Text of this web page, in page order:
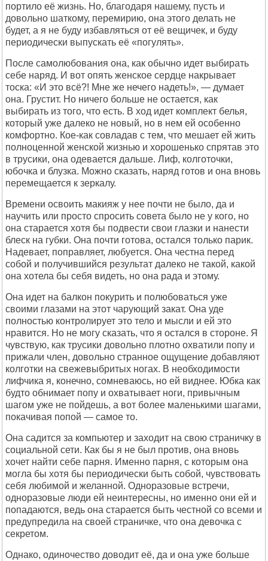
портило её жизнь. Но, благодаря нашему, пусть и
довольно шаткому, перемирию, она этого делать не
будет, а я не буду избавляться от её вещичек, и буду
периодически выпускать её «погулять».
После самолюбования она, как обычно идет выбирать
себе наряд. И вот опять женское сердце накрывает
тоска: «И это всё?! Мне же нечего надеть!», — думает
она. Грустит. Но ничего больше не остается, как
выбирать из того, что есть. В ход идет комплект белья,
который уже далеко не новый, но в нем ей особенно
комфортно. Кое-как совладав с тем, что мешает ей жить
полноценной женской жизнью и хорошенько спрятав это
в трусики, она одевается дальше. Лиф, колготочки,
юбочка и блузка. Можно сказать, наряд готов и она вновь
перемещается к зеркалу.
Времени освоить макияж у нее почти не было, да и
научить или просто спросить совета было не у кого, но
она старается хотя бы подвести свои глазки и нанести
блеск на губки. Она почти готова, остался только парик.
Надевает, поправляет, любуется. Она честна перед
собой и получившийся результат далеко не такой, какой
она хотела бы себя видеть, но она рада и этому.
Она идет на балкон покурить и полюбоваться уже
своими глазами на этот чарующий закат. Она уде
полностью контролирует это тело и мысли и ей это
нравится. Но не могу сказать, что я остался в стороне. Я
чувствую, как трусики довольно плотно охватили попу и
прижали член, довольно странное ощущение добавляют
колготки на свежевыбритых ногах. В необходимости
лифчика я, конечно, сомневаюсь, но ей виднее. Юбка как
будто обнимает попу и охватывает ноги, привычным
шагом уже не пойдешь, а вот более маленькими шагами,
покачивая попой — самое то.
Она садится за компьютер и заходит на свою страничку в
социальной сети. Как бы я не был против, она вновь
хочет найти себе парня. Именно парня, с которым она
могла бы хотя бы периодически быть собой, чувствовать
себя любимой и желанной. Одноразовые встречи,
одноразовые люди ей неинтересны, но именно они ей и
попадаются, ведь она старается быть честной со всеми и
предупредила на своей страничке, что она девочка с
секретом.
Однако, одиночество доводит её, да и она уже больше